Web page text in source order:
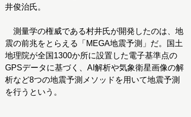
井俊治氏。
測量学の権威である村井氏が開発したのは、地
震の前兆をとらえる「MEGA地震予測」だ。国土
地理院が全国1300か所に設置した電子基準点の
GPSデータに基づく、AI解析や気象衛星画像の解
析など8つの地震予測メソッドを用いて地震予測
を行うという。